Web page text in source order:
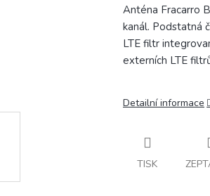
Anténa Fracarro
kanál. Podstatná
LTE filtr
externích LTE
Detailní informace
TISK